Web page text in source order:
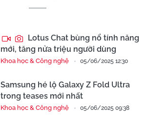
Lotus Chat bùng nổ tính năng
mới, tăng nửa triệu người dùng
Khoa học & Công nghệ 05/06/2025 12:30
Samsung hé lộ Galaxy Z Fold Ultra
trong teases mới nhất
Khoa học & Công nghệ 05/06/2025 09:38